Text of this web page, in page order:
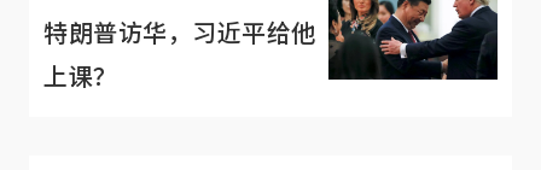
特朗普访华，习近平给他
上课？